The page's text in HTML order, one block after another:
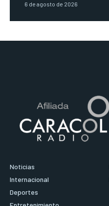
6 de agosto de 2026
Noticias
Internacional
Deportes